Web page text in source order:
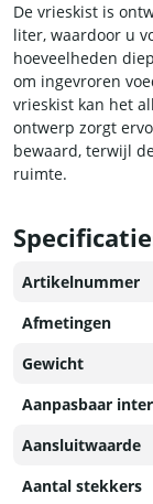
De vrieskist is
liter, waardoor u
hoeveelheden
om ingevroren
vrieskist kan het
ontwerp zorgt
bewaard, terwijl
ruimte.
Artikelnummer
Afmetingen
Gewicht
Aanpasbaar
Aansluitwaarde
Aantal stekkers